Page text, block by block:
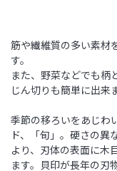
筋や繊維質の多い素材
す。
また、野菜などでも柄
じん切りも簡単に出来
季節の移ろいをあじわ
ド、「旬」。硬さの異
より、刃体の表面に木
ます。貝印が長年の刃